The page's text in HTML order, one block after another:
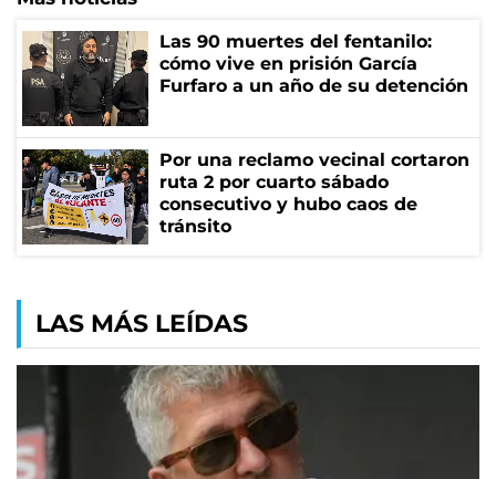
Las 90 muertes del fentanilo:
cómo vive en prisión García
Furfaro a un año de su detención
Por una reclamo vecinal cortaron
ruta 2 por cuarto sábado
consecutivo y hubo caos de
tránsito
LAS MÁS LEÍDAS